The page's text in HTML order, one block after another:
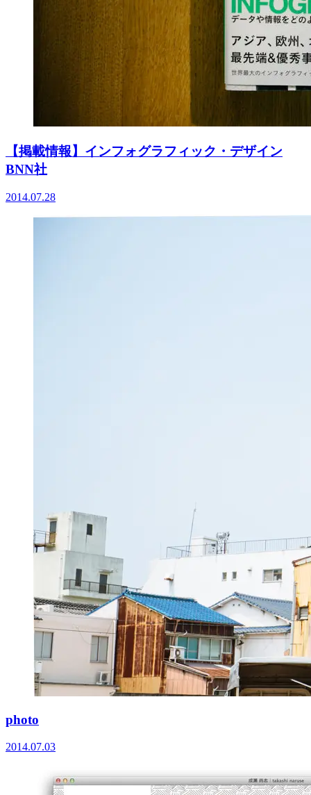
【掲載情報】インフォグラフィック・デザイン
BNN社
2014.07.28
photo
2014.07.03